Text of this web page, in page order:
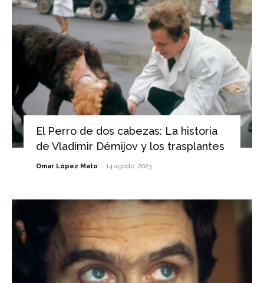
El Perro de dos cabezas: La historia
de Vladímir Démijov y los trasplantes
Omar López Mato - 14 agosto, 2023